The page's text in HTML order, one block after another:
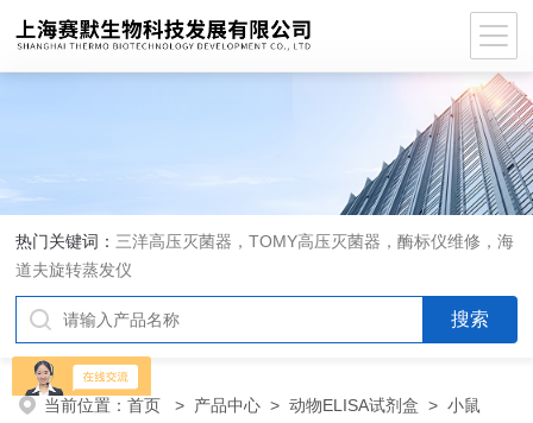
热门关键词： 三洋高压灭菌器，TOMY高压灭菌器，酶标仪维修，海
道夫旋转蒸发仪
当前位置：首页 > 产品中心 >动物ELISA试剂盒 >小鼠